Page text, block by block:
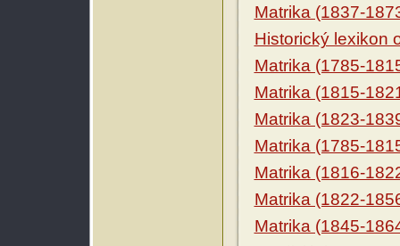
Matrika (1837-
Historický lexikon
Matrika (1785-
Matrika (1815-
Matrika (1823-
Matrika (1785-
Matrika (1816-
Matrika (1822-
Matrika (1845-